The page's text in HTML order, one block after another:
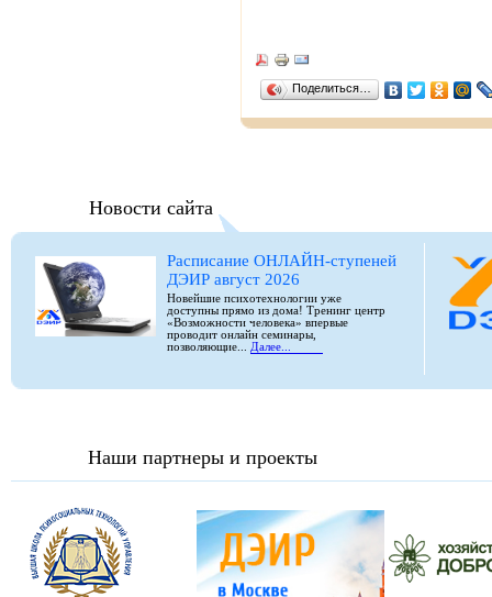
Поделиться…
Новости сайта
Расписание ОНЛАЙН-ступеней
ДЭИР август 2026
Новейшие психотехнологии уже
доступны прямо из дома! Тренинг центр
«Возможности человека» впервые
проводит онлайн семинары,
позволяющие... Далее...
Наши партнеры и проекты